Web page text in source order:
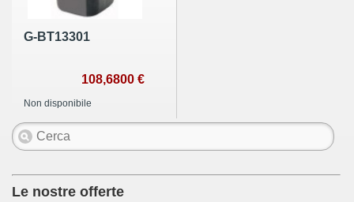
G-BT13301
108,6800 €
Non disponibile
Le nostre offerte